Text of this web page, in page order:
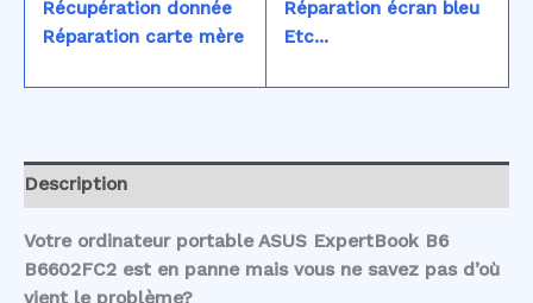
Récupération donnée
Réparation carte mère
Réparation écran bleu
Etc...
Description
Votre ordinateur portable ASUS ExpertBook B6
B6602FC2 est en panne mais vous ne savez pas d’où
vient le problème?